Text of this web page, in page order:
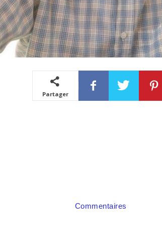
Partager
Commentaires